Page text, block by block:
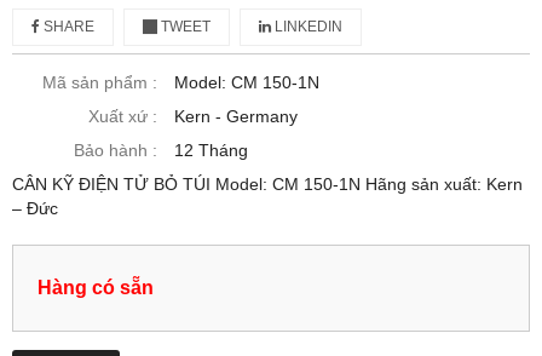
SHARE TWEET LINKEDIN
Mã sản phẩm :
Model: CM 150-1N
Xuất xứ :
Kern - Germany
Bảo hành :
12 Tháng
CÂN KỸ ĐIỆN TỬ BỎ TÚI Model: CM 150-1N Hãng sản xuất: Kern
– Đức
Hàng có sẵn